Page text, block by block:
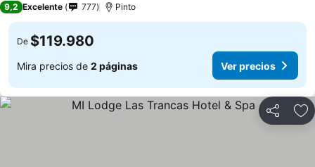
9,2 Excelente 777 Pinto
De $119.980
Mira precios de 2 páginas Ver precios
Compartir